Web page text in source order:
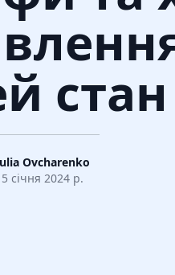
стан
Ovcharenko
січня 2024 р.